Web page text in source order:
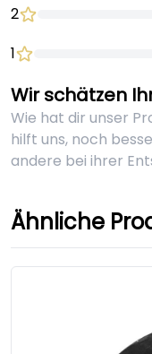
2
1
Wir schätzen
Wie hat dir unser
hilft uns, noch
andere bei ihrer
Ähnliche